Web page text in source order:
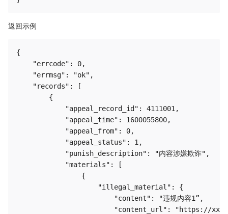
返回示例
{
    "errcode": 0,
    "errmsg": "ok",
    "records": [
        {
            "appeal_record_id": 4111001,
            "appeal_time": 1600055800,
            "appeal_from": 0,
            "appeal_status": 1,
            "punish_description": "内容涉嫌欺诈",
            "materials": [
                {
                    "illegal_material": {
                        "content": "违规内容1”,
"content_url": "https://